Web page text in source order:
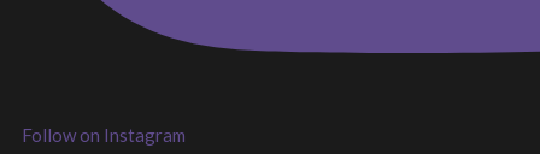
Follow on Instagram